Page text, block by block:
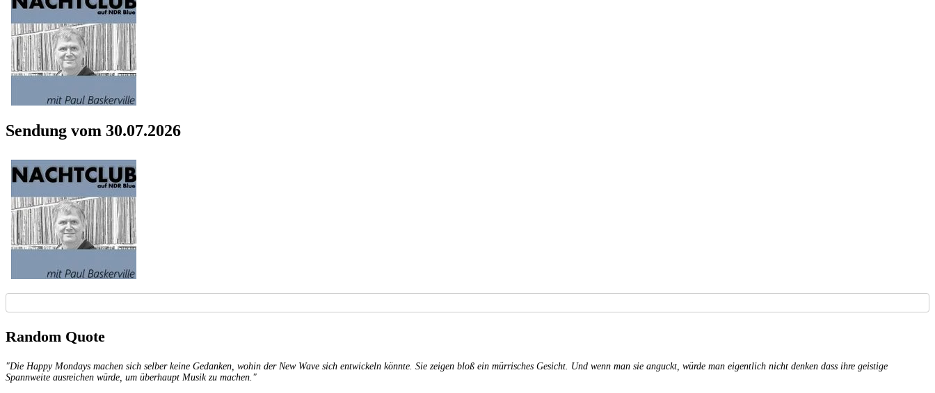
Sendung vom 30.07.2026
Random Quote
"Die Happy Mondays machen sich selber keine Gedanken, wohin der New Wave sich entwickeln könnte. Sie zeigen bloß ein mürrisches Gesicht. Und wenn man sie anguckt, würde man eigentlich nicht denken dass ihre geistige
Spannweite ausreichen würde, um überhaupt Musik zu machen."